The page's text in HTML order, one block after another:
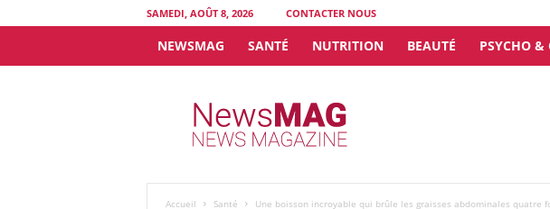
SAMEDI, AOÛT 8, 2026 CONTACTER NOUS
NEWSMAG SANTÉ NUTRITION BEAUTÉ PSYCHO &
Accueil Santé Une boisson incroyable qui brûle les graisses abdominales quatre